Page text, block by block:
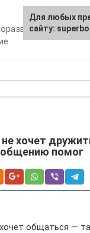
и
хочет
помог
общаться —
Для любых
сайту: